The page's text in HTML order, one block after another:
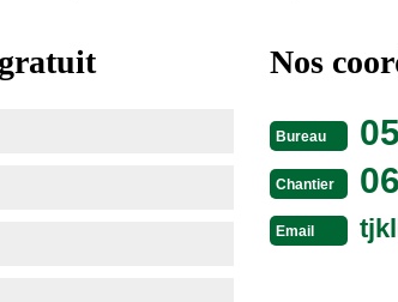
Nos
Bureau
Chantier
Email